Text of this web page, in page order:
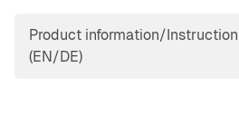
Product information/Instruction
(EN/DE)